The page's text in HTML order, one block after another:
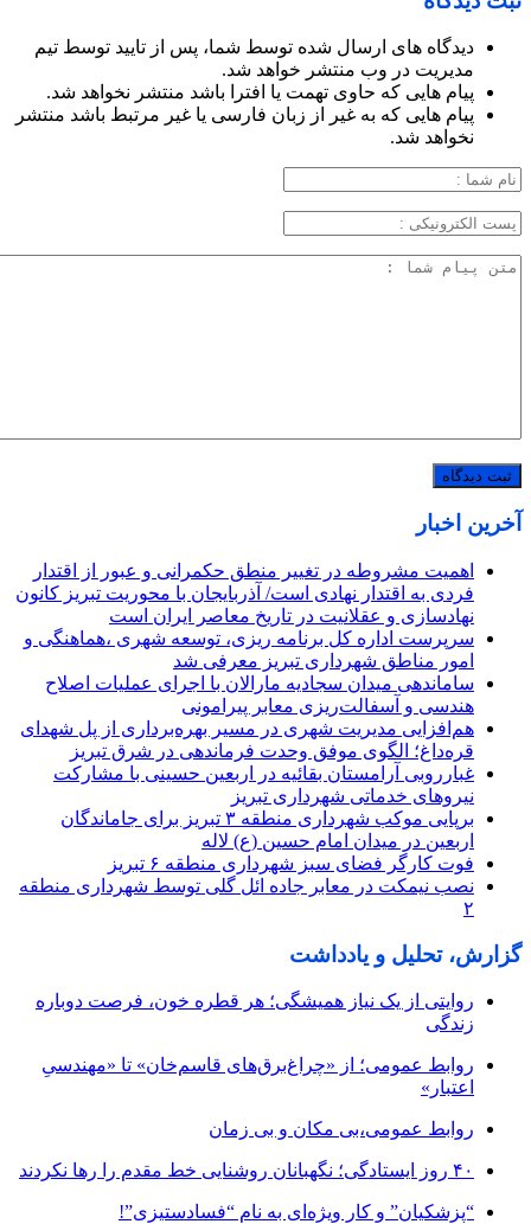
دیدگاه های ارسال شده توسط شما، پس از تایید توسط تیم
مدیریت در وب منتشر خواهد شد.
پیام هایی که حاوی تهمت یا افترا باشد منتشر نخواهد شد.
پیام هایی که به غیر از زبان فارسی یا غیر مرتبط باشد منتشر
نخواهد شد.
آخرین اخبار
اهمیت مشروطه در تغییر منطق حکمرانی و عبور از اقتدار
فردی به اقتدار نهادی است/ آذربایجان با محوریت تبریز کانون
نهادسازی و عقلانیت در تاریخ معاصر ایران است
سرپرست اداره کل برنامه ریزی، توسعه شهری ،هماهنگی و
امور مناطق شهرداری تبریز معرفی شد
ساماندهی میدان سجادیه مارالان با اجرای عملیات اصلاح
هندسی و آسفالت‌ریزی معابر پیرامونی
هم‌افزایی مدیریت شهری در مسیر بهره‌برداری از پل شهدای
قره‌داغ؛ الگوی موفق وحدت فرماندهی در شرق تبریز
غبارروبی آرامستان بقائیه در اربعین حسینی با مشارکت
نیروهای خدماتی شهرداری تبریز
برپایی موکب شهرداری منطقه ۳ تبریز برای جاماندگان
اربعین در میدان امام حسین (ع) لاله
فوت کارگر فضای سبز شهرداری منطقه ۶ تبریز
نصب نیمکت در معابر جاده ائل گلی توسط شهرداری منطقه
۲
گزارش، تحلیل و یادداشت
روایتی از یک نیاز همیشگی؛ هر قطره خون، فرصت دوباره
زندگی
روابط عمومی؛ از «چراغ‌برق‌های قاسم‌خان» تا «مهندسیِ
اعتبار»
روابط عمومی،بی مکان و بی زمان
۴۰ روز ایستادگی؛ نگهبانان روشنایی خط مقدم را رها نکردند
“پزشکیان” و کار ویژه‌ای به نام “فسادستیزی”!